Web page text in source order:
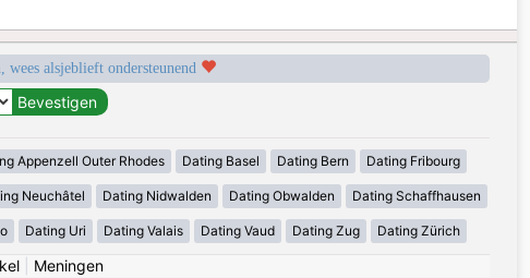
wees alsjeblieft ondersteunend
Appenzell Outer Rhodes Dating Basel Dating Bern Dating Fribourg
Neuchâtel Dating Nidwalden Dating Obwalden Dating Schaffhausen
Dating Uri Dating Valais Dating Vaud Dating Zug Dating Zürich
| Meningen